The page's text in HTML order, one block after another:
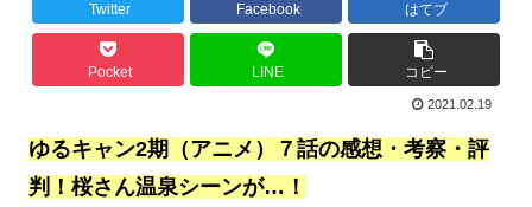
Twitter Facebook はてブ
Pocket LINE コピー
2021.02.19
ゆるキャン2期（アニメ）７話の感想・考察・評
判！桜さん温泉シーンが…！